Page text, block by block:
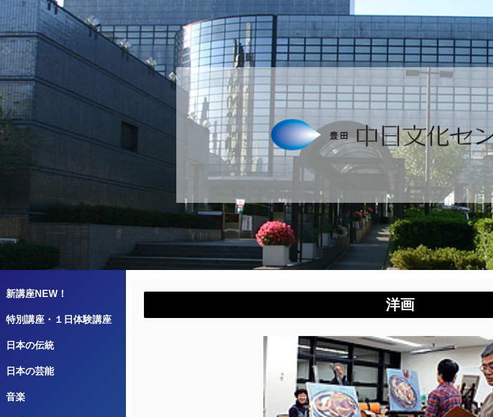
新講座NEW！
特別講座・１日体験講座
日本の伝統
日本の芸能
音楽
洋画